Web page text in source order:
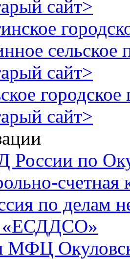
сайт>
сельское
сайт>
городское
сайт>
по
счетная
по делам
МФЦ